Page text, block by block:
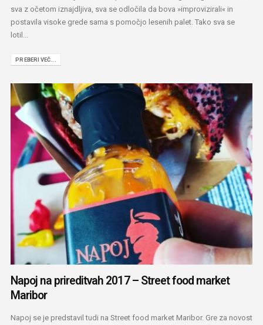
sva z očetom iznajdljiva, sva se odločila da bova »improvizirali« in
postavila visoke grede sama s pomočjo lesenih palet. Tako sva se
lotil...
PREBERI VEČ...
Napoj na prireditvah 2017 – Street food market
Maribor
Napoj se je predstavil tudi na Street food market Maribor. Gre za novost